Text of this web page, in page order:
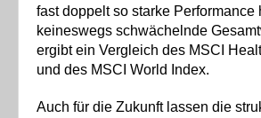
fast doppelt so starke Performance
keineswegs schwächelnde
ergibt ein Vergleich des MSCI
und des MSCI World Index.
Auch für die Zukunft lassen die